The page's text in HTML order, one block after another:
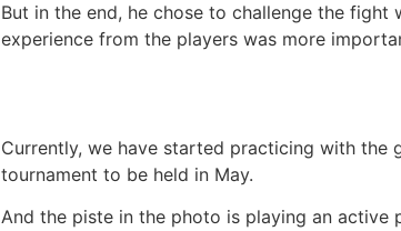
But in the end, he chose to challenge the
experience from the players was more
Currently, we have started practicing with the
tournament to be held in May.
And the piste in the photo is playing an active